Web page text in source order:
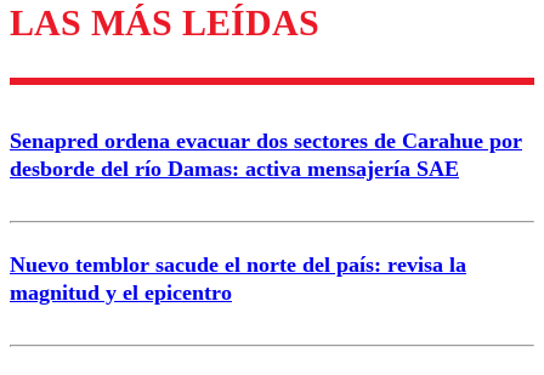
Enviar comentario
LAS MÁS LEÍDAS
Senapred ordena evacuar dos sectores de Carahue por
desborde del río Damas: activa mensajería SAE
Nuevo temblor sacude el norte del país: revisa la
magnitud y el epicentro